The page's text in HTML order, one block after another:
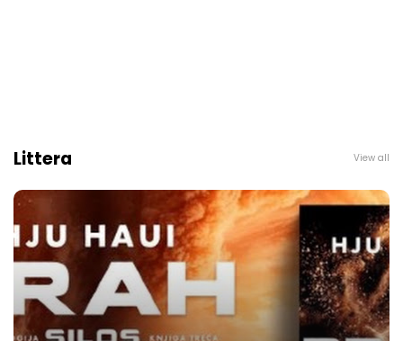
Littera View all